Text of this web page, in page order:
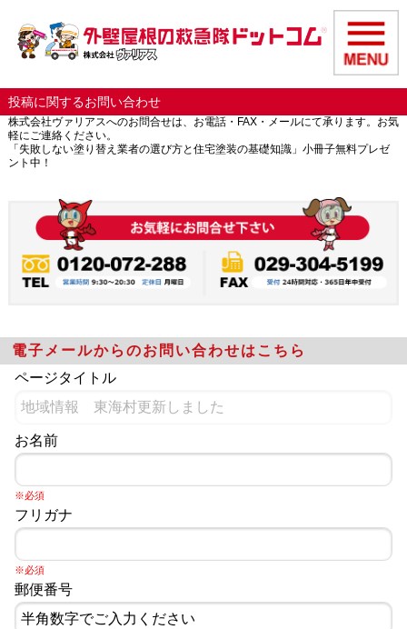
投稿に関するお問い合わせ
株式会社ヴァリアスへのお問合せは、お電話・FAX・メールにて承ります。お気
軽にご連絡ください。
「失敗しない塗り替え業者の選び方と住宅塗装の基礎知識」小冊子無料プレゼ
ント中！
電子メールからのお問い合わせはこちら
ページタイトル
お名前
※必須
フリガナ
※必須
郵便番号